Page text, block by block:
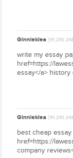
Ginnieklea
write my essay
href=https://
essay</a>
Ginnieklea
best cheap
href=https://
company